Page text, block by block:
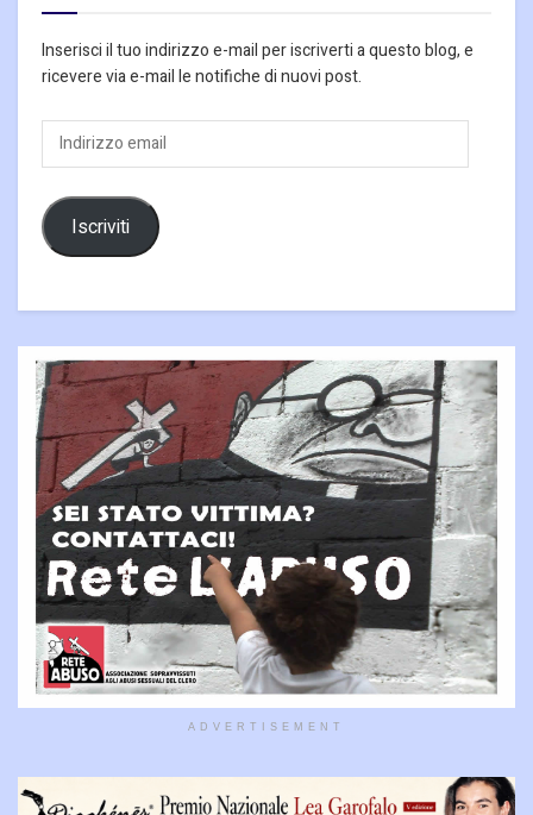
Inserisci il tuo indirizzo e-mail per iscriverti a questo blog, e
ricevere via e-mail le notifiche di nuovi post.
Indirizzo
email
Iscriviti
ADVERTISEMENT